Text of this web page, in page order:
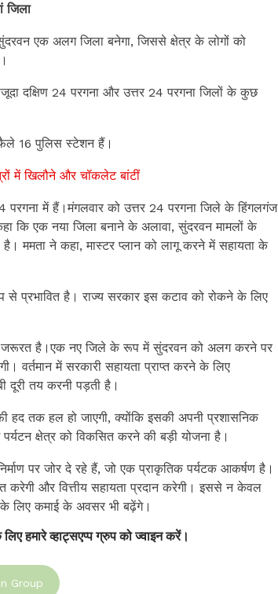
जिला
एक अलग जिला बनेगा, जिससे क्षेत्र के लोगों को
दक्षिण 24 परगना और उत्तर 24 परगना जिलों के कुछ
फैले 16 पुलिस स्टेशन हैं।
में खिलौने और चॉकलेट बांटीं
परगना में हैं।मंगलवार को उत्तर 24 परगना जिले के हिंगलगंज
कि एक नया जिला बनाने के अलावा, सुंदरवन मामलों के
है। ममता ने कहा, मास्टर प्लान को लागू करने में सहायता के
प्रभावित है। राज्य सरकार इस कटाव को रोकने के लिए
जरूरत है।एक नए जिले के रूप में सुंदरवन को अलग करने पर
वर्तमान में सरकारी सहायता प्राप्त करने के लिए
दूरी तय करनी पड़ती है।
हद तक हल हो जाएगी, क्योंकि इसकी अपनी प्रशासनिक
क्षेत्र को विकसित करने की बड़ी योजना है।
पर जोर दे रहे हैं, जो एक प्राकृतिक पर्यटक आकर्षण है।
करेगी और वित्तीय सहायता प्रदान करेगी। इससे न केवल
के लिए कमाई के अवसर भी बढ़ेंगे।
हमारे व्हाट्सएप्प ग्रुप को ज्वाइन करें।
Group